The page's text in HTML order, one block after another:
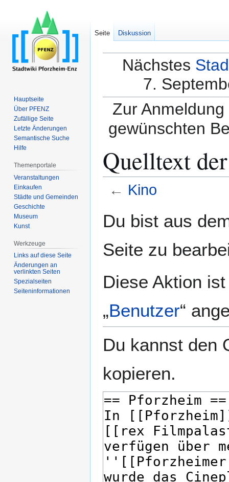
Nächstes
7.
Zur
gewünschten
Quelltext
← Kino
Navigation
Suche
Du bist aus
Seite zu
Diese Aktion
„Benutzer“
Du kannst den
kopieren.
Seite Diskussion
Hauptseite
Über PFENZ
Zufällige Seite
Letzte Änderungen
Semantische Suche
Hilfe
Themenportale
Veranstaltungen
Einkaufen
Städte und Gemeinden
Geschichte
Museum
Kunst
Werkzeuge
Links auf diese Seite
Änderungen an
verlinkten Seiten
Spezialseiten
Seiten­­informationen